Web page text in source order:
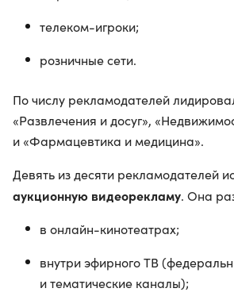
телеком-игроки;
розничные сети.
По числу рекламодателей
«Развлечения и досуг»,
и «Фармацевтика и медицина».
Девять из десяти рекламодателей
аукционную видеорекламу. Она
в онлайн-кинотеатрах;
внутри эфирного ТВ
и тематические каналы);